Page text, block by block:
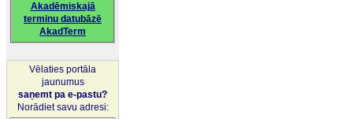
Akadēmiskajā
terminu datubāzē
AkadTerm
Vēlaties portāla
jaunumus
saņemt pa e-pastu?
Norādiet savu adresi: